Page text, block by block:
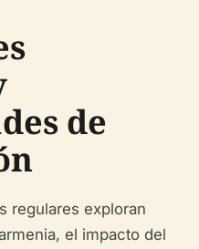
de
regulares exploran
el impacto del